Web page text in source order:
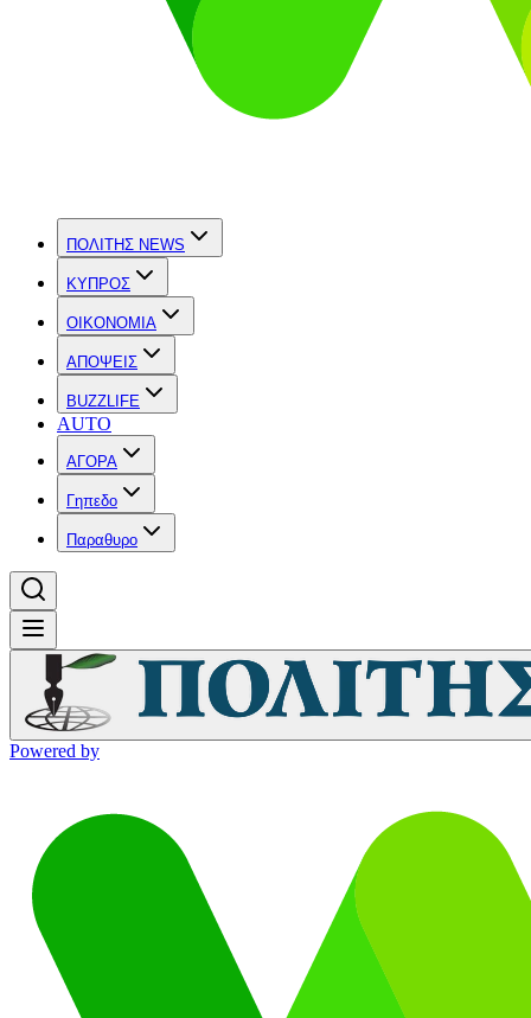
ΠΟΛΙΤΗΣ NEWS
ΚΥΠΡΟΣ
OIKONOMIA
ΑΠΟΨΕΙΣ
BUZZLIFE
AUTO
ΑΓΟΡΑ
Γηπεδο
Παραθυρο
Powered by